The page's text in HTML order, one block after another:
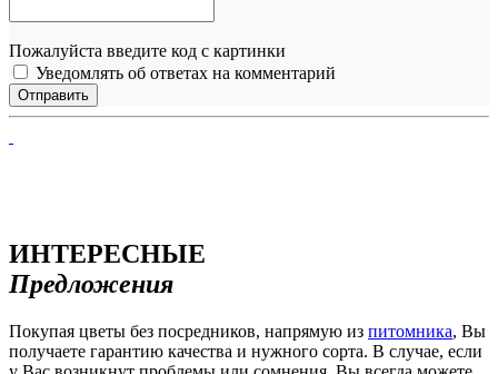
Пожалуйста введите код с картинки
Уведомлять об ответах на комментарий
ИНТЕРЕСНЫЕ
Предложения
Покупая цветы без посредников, напрямую из питомника, Вы
получаете гарантию качества и нужного сорта. В случае, если